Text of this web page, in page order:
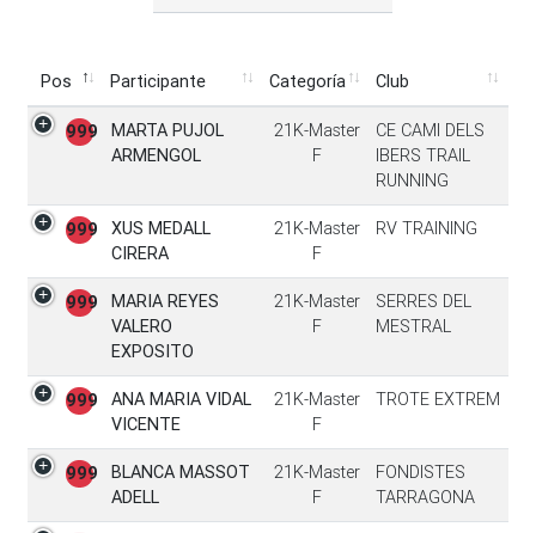
Pos Participante Categoría
Club
Pos
Participante Categoría Club
999
MARTA PUJOL
ARMENGOL
21K-Master
F
CE CAMI DELS
IBERS TRAIL
RUNNING
999
XUS MEDALL
CIRERA
21K-Master
F
RV TRAINING
999
MARIA REYES
VALERO
EXPOSITO
21K-Master
F
SERRES DEL
MESTRAL
999
ANA MARIA VIDAL
VICENTE
21K-Master
F
TROTE EXTREM
999
BLANCA MASSOT
ADELL
21K-Master
F
FONDISTES
TARRAGONA